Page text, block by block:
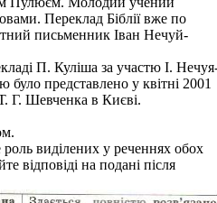
Переклад Біблії вже по
письменник Іван Нечуй-
П. Куліша за участю І.
було представлено у квітні 2001
Г. Шевченка в Києві.
виділених у реченнях обох
відповіді на подані після